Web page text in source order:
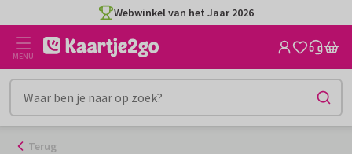
naar
inhoud
Webwinkel van het Jaar 2026
MENU
Terug